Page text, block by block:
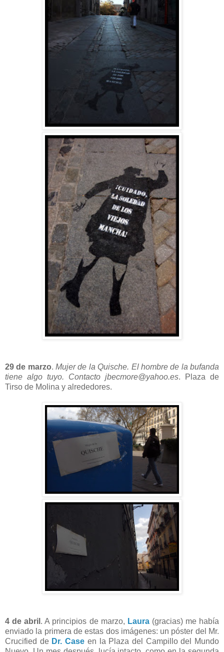
29 de marzo.Mujer de la Quische. El hombre de la bufanda
tiene algo tuyo. Contacto jbecmore@yahoo.es. Plaza de
Tirso de Molina y alrededores.
4 de abril . A principios de marzo, Laura(gracias) me había
enviado la primera de estas dos imágenes: un póster del Mr.
Crucified de Dr. Case en la Plaza del Campillo del Mundo